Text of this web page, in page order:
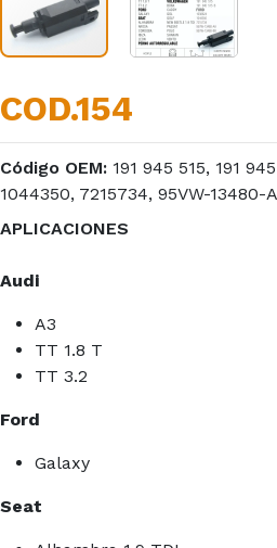
COD.154
Código OEM: 191 945 515, 191
1044350, 7215734, 95VW-13480-
APLICACIONES
Audi
A3
TT 1.8 T
TT 3.2
Ford
Galaxy
Seat